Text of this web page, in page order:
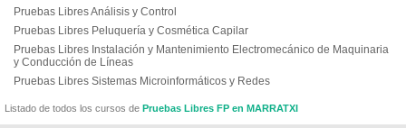
Pruebas Libres Análisis y Control
Pruebas Libres Peluquería y Cosmética Capilar
Pruebas Libres Instalación y Mantenimiento Electromecánico de Maquinaria
y Conducción de Líneas
Pruebas Libres Sistemas Microinformáticos y Redes
Listado de todos los cursos de Pruebas Libres FP en MARRATXI